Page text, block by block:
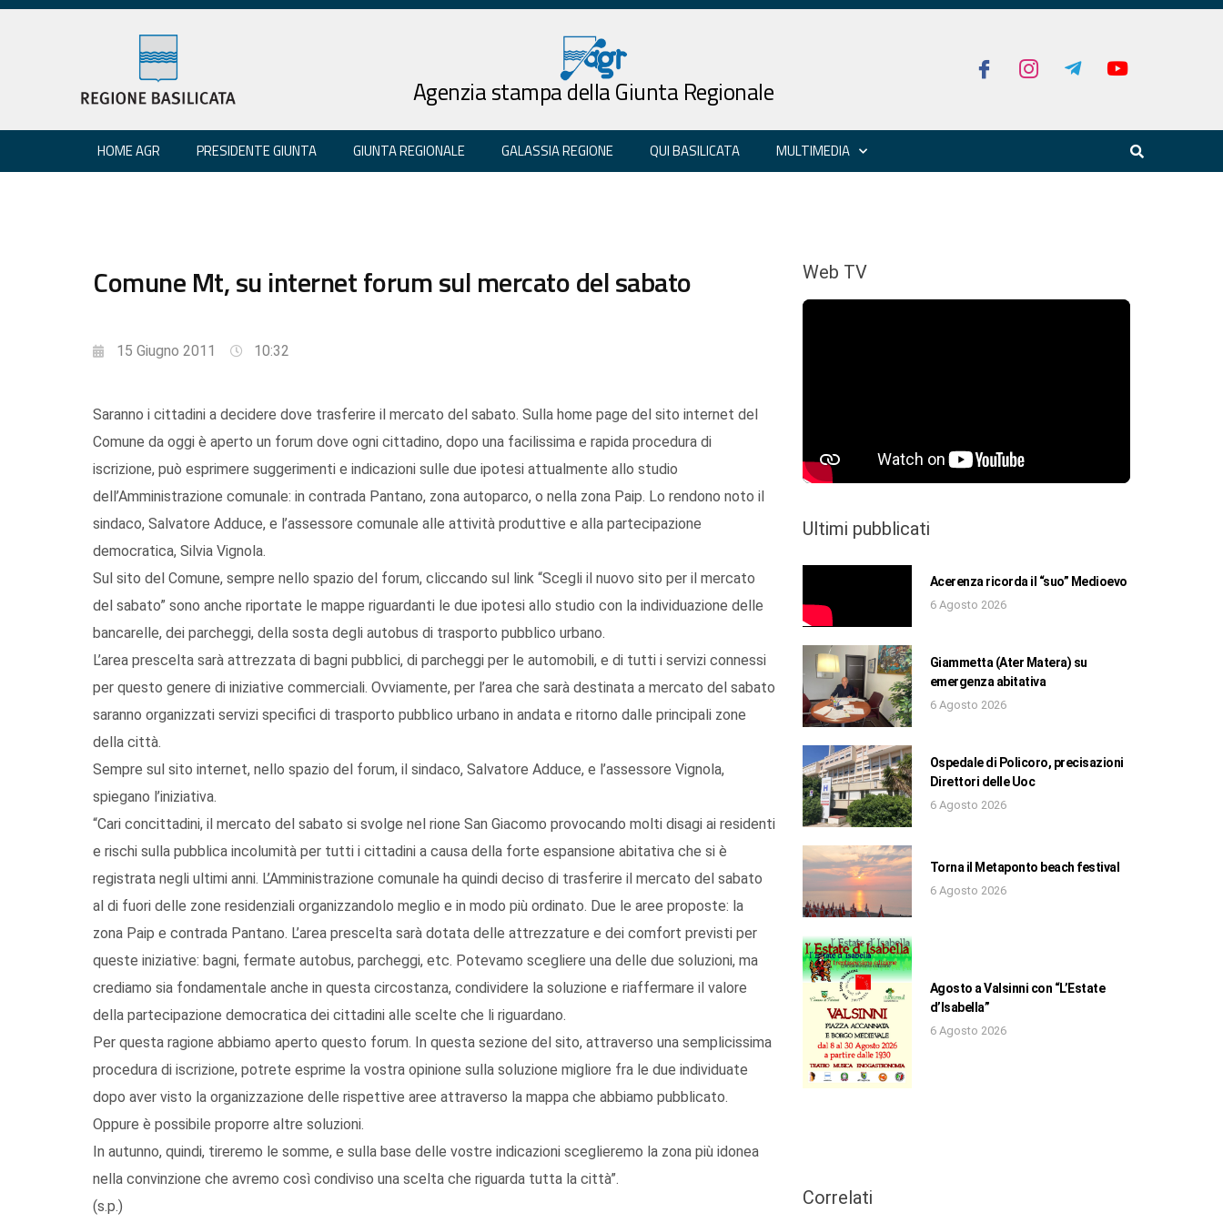
Agenzia stampa della Giunta Regionale
HOME AGR PRESIDENTE GIUNTA GIUNTA REGIONALE GALASSIA REGIONE QUI BASILICATA MULTIMEDIA
Comune Mt, su internet forum sul mercato del sabato
15 Giugno 2011 10:32
Saranno i cittadini a decidere dove trasferire il mercato del sabato. Sulla home page del sito internet del
Comune da oggi è aperto un forum dove ogni cittadino, dopo una facilissima e rapida procedura di
iscrizione, può esprimere suggerimenti e indicazioni sulle due ipotesi attualmente allo studio
dell’Amministrazione comunale: in contrada Pantano, zona autoparco, o nella zona Paip. Lo rendono noto il
sindaco, Salvatore Adduce, e l’assessore comunale alle attività produttive e alla partecipazione
democratica, Silvia Vignola.
Sul sito del Comune, sempre nello spazio del forum, cliccando sul link “Scegli il nuovo sito per il mercato
del sabato” sono anche riportate le mappe riguardanti le due ipotesi allo studio con la individuazione delle
bancarelle, dei parcheggi, della sosta degli autobus di trasporto pubblico urbano.
L’area prescelta sarà attrezzata di bagni pubblici, di parcheggi per le automobili, e di tutti i servizi connessi
per questo genere di iniziative commerciali. Ovviamente, per l’area che sarà destinata a mercato del sabato
saranno organizzati servizi specifici di trasporto pubblico urbano in andata e ritorno dalle principali zone
della città.
Sempre sul sito internet, nello spazio del forum, il sindaco, Salvatore Adduce, e l’assessore Vignola,
spiegano l’iniziativa.
“Cari concittadini, il mercato del sabato si svolge nel rione San Giacomo provocando molti disagi ai residenti
e rischi sulla pubblica incolumità per tutti i cittadini a causa della forte espansione abitativa che si è
registrata negli ultimi anni. L’Amministrazione comunale ha quindi deciso di trasferire il mercato del sabato
al di fuori delle zone residenziali organizzandolo meglio e in modo più ordinato. Due le aree proposte: la
zona Paip e contrada Pantano. L’area prescelta sarà dotata delle attrezzature e dei comfort previsti per
queste iniziative: bagni, fermate autobus, parcheggi, etc. Potevamo scegliere una delle due soluzioni, ma
crediamo sia fondamentale anche in questa circostanza, condividere la soluzione e riaffermare il valore
della partecipazione democratica dei cittadini alle scelte che li riguardano.
Per questa ragione abbiamo aperto questo forum. In questa sezione del sito, attraverso una semplicissima
procedura di iscrizione, potrete esprime la vostra opinione sulla soluzione migliore fra le due individuate
dopo aver visto la organizzazione delle rispettive aree attraverso la mappa che abbiamo pubblicato.
Oppure è possibile proporre altre soluzioni.
In autunno, quindi, tireremo le somme, e sulla base delle vostre indicazioni sceglieremo la zona più idonea
nella convinzione che avremo così condiviso una scelta che riguarda tutta la città”.
(s.p.)
Web TV
Ultimi pubblicati
Acerenza ricorda il “suo” Medioevo
6 Agosto 2026
Giammetta (Ater Matera) su
emergenza abitativa
6 Agosto 2026
Ospedale di Policoro, precisazioni
Direttori delle Uoc
6 Agosto 2026
Torna il Metaponto beach festival
6 Agosto 2026
Agosto a Valsinni con “L’Estate
d’Isabella”
6 Agosto 2026
Correlati